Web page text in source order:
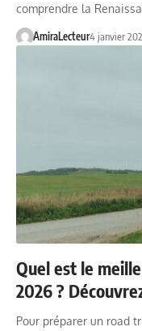
comprendre la
AmiraLecteur4 janvier
Quel est le
2026 ?
Pour préparer un road